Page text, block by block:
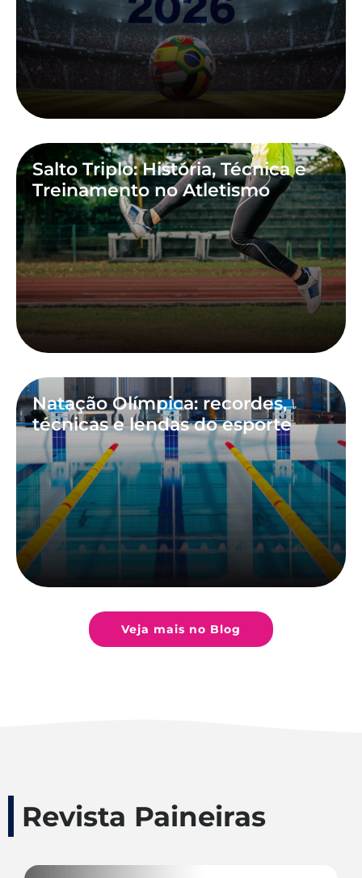
Salto Triplo: História, Técnica e
Treinamento no Atletismo
Natação Olímpica: recordes,
técnicas e lendas do esporte
Veja mais no Blog
Revista Paineiras